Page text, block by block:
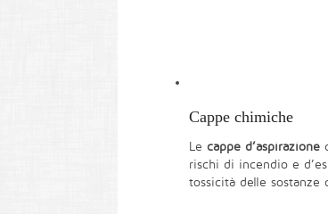
Cappe chimiche
Le cappe d’aspirazione
rischi di incendio e
tossicità delle sostanze